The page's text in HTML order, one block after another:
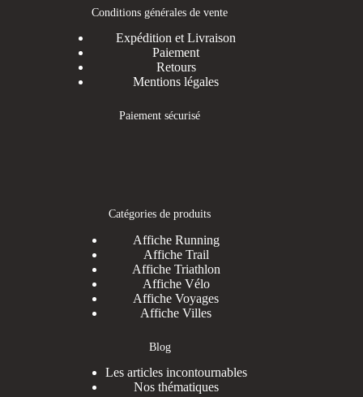
Conditions générales de vente
Expédition et Livraison
Paiement
Retours
Mentions légales
Paiement sécurisé
Catégories de produits
Affiche Running
Affiche Trail
Affiche Triathlon
Affiche Vélo
Affiche Voyages
Affiche Villes
Blog
Les articles incontournables
Nos thématiques